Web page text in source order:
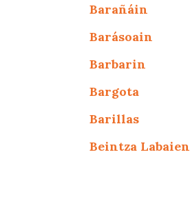
Barañáin
Barásoain
Barbarin
Bargota
Barillas
Beintza Labaien